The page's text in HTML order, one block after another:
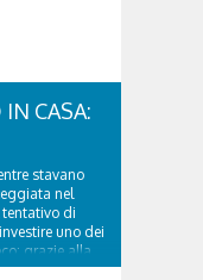
CASA:
stavano
nel
di
uno dei
grazie alla